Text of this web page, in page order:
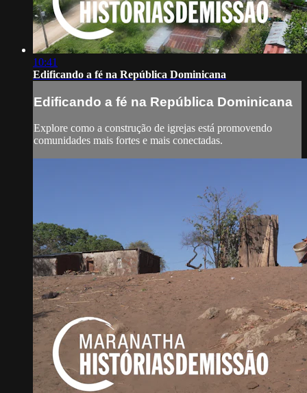
10:41
Edificando a fé na República Dominicana
Edificando a fé na República Dominicana
Explore como a construção de igrejas está promovendo
comunidades mais fortes e mais conectadas.